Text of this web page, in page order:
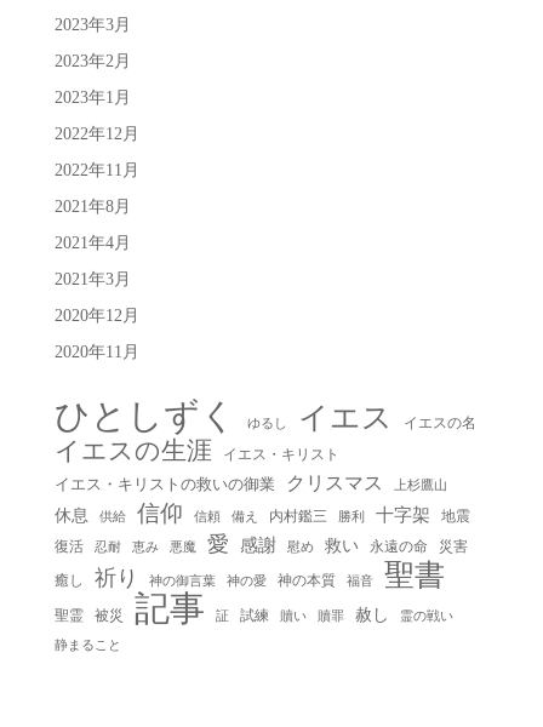
2023年3月
2023年2月
2023年1月
2022年12月
2022年11月
2021年8月
2021年4月
2021年3月
2020年12月
2020年11月
ひとしずく ゆるし イエス イエスの名
イエスの生涯
イエス・キリスト
イエス・キリストの救いの御業
クリスマス 上杉鷹山
休息 供給 信仰 信頼 備え 内村鑑三 勝利 十字架
地震
復活
忍耐 恵み 悪魔 愛 感謝 慰め 救い 永遠の命
災害
癒し
祈り 神の御言葉 神の愛 神の本質 福音 聖書
聖霊 被災 記事 証 試練 贖い 贖罪 赦し 霊の戦い
静まること